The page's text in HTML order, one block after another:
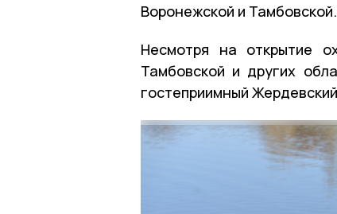
Воронежской и Тамбовской.
Несмотря на открытие
Тамбовской и других
гостеприимный